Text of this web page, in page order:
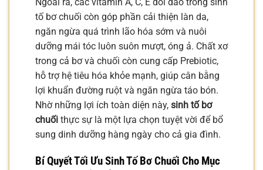
tố bơ chuối còn góp phần cải thiện làn da,
ngăn ngừa quá trình lão hóa sớm và nuôi
dưỡng mái tóc luôn suôn mượt, óng ả. Chất xơ
trong cả bơ và chuối còn cung cấp Prebiotic,
hỗ trợ hệ tiêu hóa khỏe mạnh, giúp cân bằng
lợi khuẩn đường ruột và ngăn ngừa táo bón.
Nhờ những lợi ích toàn diện này, sinh tố bơ
chuối thực sự là một lựa chọn tuyệt vời để bổ
sung dinh dưỡng hàng ngày cho cả gia đình.
Bí Quyết Tối Ưu Sinh Tố Bơ Chuối Cho Mục